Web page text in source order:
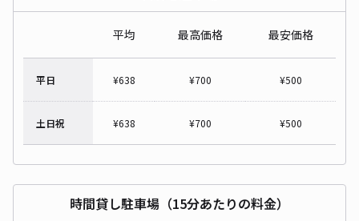
平均 最高価格 最安価格
平日 ¥638 ¥700 ¥500
土日祝 ¥638 ¥700 ¥500
時間貸し駐車場（15分あたりの料金）